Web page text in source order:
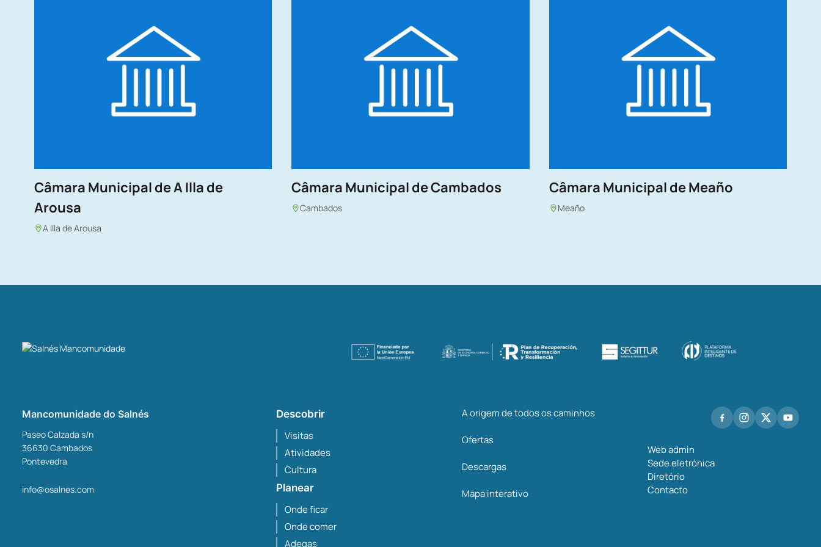
Câmara Municipal de A Illa de
Arousa
A Illa de Arousa
Câmara Municipal de Cambados
Cambados
Câmara Municipal de Meaño
Meaño
Mancomunidade do Salnés
Paseo Calzada s/n
36630 Cambados
Pontevedra
info@osalnes.com
Descobrir
Visitas
Atividades
Cultura
Planear
Onde ficar
Onde comer
Adegas
A origem de todos os caminhos
Ofertas
Descargas
Mapa interativo
Web admin
Sede eletrónica
Diretório
Contacto